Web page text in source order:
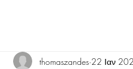
thomaszandes 22 Ιαν